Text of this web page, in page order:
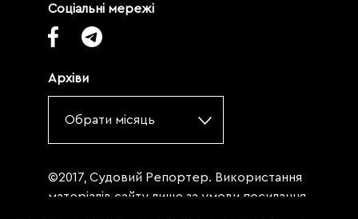
Соціальні мережі
Архіви
Обрати місяць
©2017, Судовий Репортер. Використання
матеріалів сайту лише за умови посилання